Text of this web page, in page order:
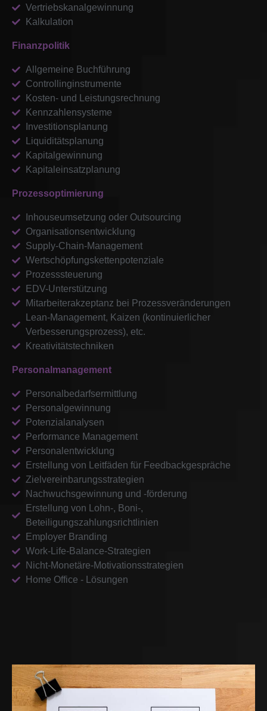
Vertriebskanalgewinnung
Kalkulation
Finanzpolitik
Allgemeine Buchführung
Controllinginstrumente
Kosten- und Leistungsrechnung
Kennzahlensysteme
Investitionsplanung
Liquiditätsplanung
Kapitalgewinnung
Kapitaleinsatzplanung
Prozessoptimierung
Inhouseumsetzung oder Outsourcing
Organisationsentwicklung
Supply-Chain-Management
Wertschöpfungskettenpotenziale
Prozesssteuerung
EDV-Unterstützung
Mitarbeiterakzeptanz bei Prozessveränderungen
Lean-Management, Kaizen (kontinuierlicher
Verbesserungsprozess), etc.
Kreativitätstechniken
Personalmanagement
Personalbedarfsermittlung
Personalgewinnung
Potenzialanalysen
Performance Management
Personalentwicklung
Erstellung von Leitfäden für Feedbackgespräche
Zielvereinbarungsstrategien
Nachwuchsgewinnung und -förderung
Erstellung von Lohn-, Boni-,
Beteiligungszahlungsrichtlinien
Employer Branding
Work-Life-Balance-Strategien
Nicht-Monetäre-Motivationsstrategien
Home Office - Lösungen